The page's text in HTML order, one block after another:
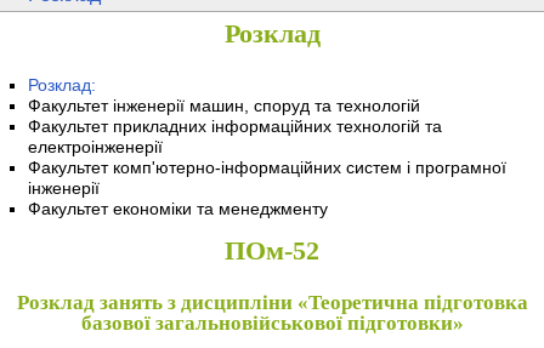
Розклад
Розклад:
Факультет інженерії машин, споруд та технологій
Факультет прикладних інформаційних технологій та
електроінженерії
Факультет комп'ютерно-інформаційних систем і програмної
інженерії
Факультет економіки та менеджменту
ПОм-52
Розклад занять з дисципліни «Теоретична підготовка
базової загальновійськової підготовки»